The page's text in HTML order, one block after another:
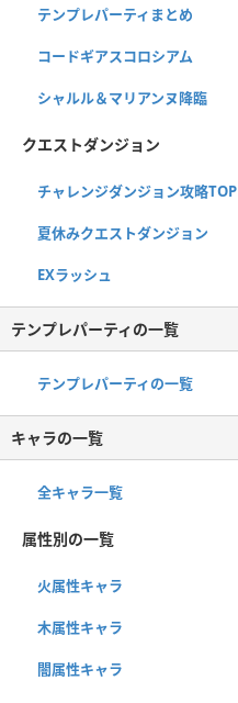
テンプレパーティまとめ
コードギアスコロシアム
シャルル＆マリアンヌ降臨
クエストダンジョン
チャレンジダンジョン攻略TOP
夏休みクエストダンジョン
EXラッシュ
テンプレパーティの一覧
テンプレパーティの一覧
キャラの一覧
全キャラ一覧
属性別の一覧
火属性キャラ
木属性キャラ
闇属性キャラ